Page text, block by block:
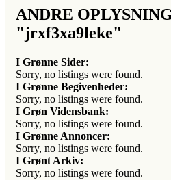
ANDRE
"jrxf3xa9leke"
I Grønne Sider:
Sorry, no listings were found.
I Grønne Begivenheder:
Sorry, no listings were found.
I Grøn Vidensbank:
Sorry, no listings were found.
I Grønne Annoncer:
Sorry, no listings were found.
I Grønt Arkiv:
Sorry, no listings were found.